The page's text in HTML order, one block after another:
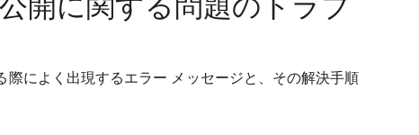
によく出現するエラー メッセージと、その解決手順